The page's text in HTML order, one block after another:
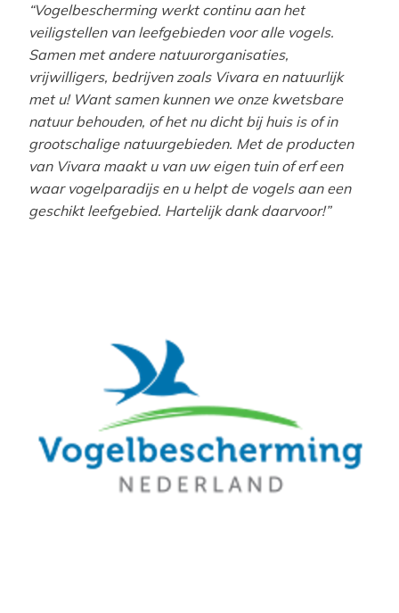
“Vogelbescherming werkt continu aan het
veiligstellen van leefgebieden voor alle vogels.
Samen met andere natuurorganisaties,
vrijwilligers, bedrijven zoals Vivara en natuurlijk
met u! Want samen kunnen we onze kwetsbare
natuur behouden, of het nu dicht bij huis is of in
grootschalige natuurgebieden. Met de producten
van Vivara maakt u van uw eigen tuin of erf een
waar vogelparadijs en u helpt de vogels aan een
geschikt leefgebied. Hartelijk dank daarvoor!”